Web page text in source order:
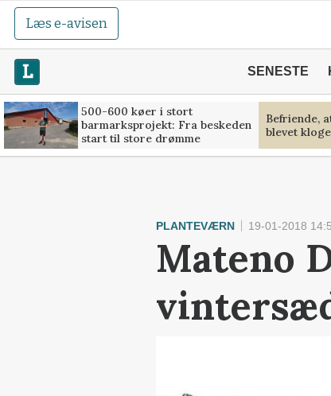
Læs e-avisen
SENESTE
500-600 køer i stort
barmarksprojekt: Fra beskeden
start til store drømme
Befriende,
blevet
PLANTEVÆRN 19-01-2018
Mateno